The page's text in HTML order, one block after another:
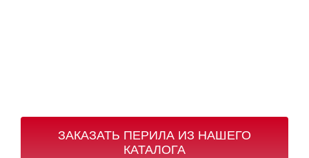
ЗАКАЗАТЬ ПЕРИЛА ИЗ НАШЕГО
КАТАЛОГА